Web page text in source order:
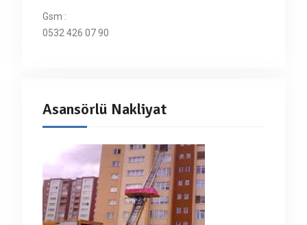
Gsm :
0532 426 07 90
Asansörlü Nakliyat